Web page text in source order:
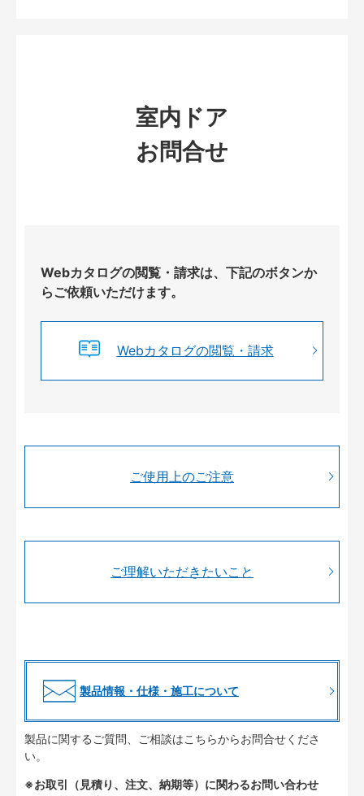
室内ドア
お問合せ
Webカタログの閲覧・請求は、下記のボタンか
らご依頼いただけます。
Webカタログの閲覧・請求
ご使用上のご注意
ご理解いただきたいこと
製品情報・仕様・施工について
製品に関するご質問、ご相談はこちらからお問合せくださ
い。
※お取引（見積り、注文、納期等）に関わるお問い合わせ